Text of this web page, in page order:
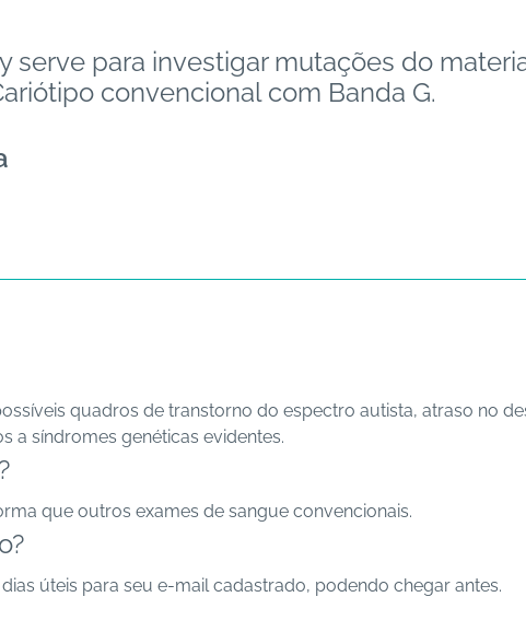
serve para investigar mutações do
convencional com Banda G.
quadros de transtorno do espectro autista, atraso no
a síndromes genéticas evidentes.
que outros exames de sangue convencionais.
úteis para seu e-mail cadastrado, podendo chegar antes.